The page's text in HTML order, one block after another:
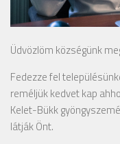
Üdvözlöm községünk
Fedezze fel
reméljük kedvet kap
Kelet-Bükk
látják Önt.